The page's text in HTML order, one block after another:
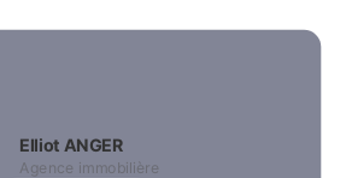
Elliot ANGER
Agence immobilière